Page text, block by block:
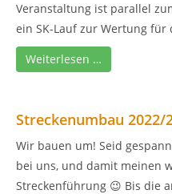
Veranstaltung ist parallel
ein SK-Lauf zur Wertung für
Weiterlesen …
Streckenumbau 2022/
Wir bauen um! Seid
bei uns, und damit meinen
Streckenführung 😉 Bis die